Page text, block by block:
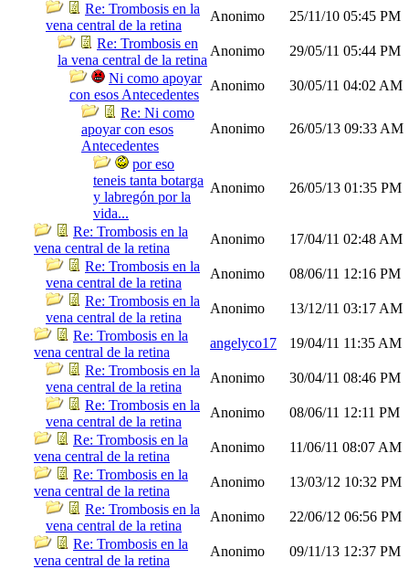
Re: Trombosis en la
vena central de la retina
Anonimo 25/11/10 05:45 PM
Re: Trombosis en
la vena central de la retina
Anonimo 29/05/11 05:44 PM
Ni como apoyar
con esos Antecedentes
Anonimo 30/05/11 04:02 AM
Re: Ni como
apoyar con esos
Antecedentes
Anonimo 26/05/13 09:33 AM
por eso
teneis tanta botarga
y labregón por la
vida...
Anonimo 26/05/13 01:35 PM
Re: Trombosis en la
vena central de la retina
Anonimo 17/04/11 02:48 AM
Re: Trombosis en la
vena central de la retina
Anonimo 08/06/11 12:16 PM
Re: Trombosis en la
vena central de la retina
Anonimo 13/12/11 03:17 AM
Re: Trombosis en la
vena central de la retina
angelyco17 19/04/11 11:35 AM
Re: Trombosis en la
vena central de la retina
Anonimo 30/04/11 08:46 PM
Re: Trombosis en la
vena central de la retina
Anonimo 08/06/11 12:11 PM
Re: Trombosis en la
vena central de la retina
Anonimo 11/06/11 08:07 AM
Re: Trombosis en la
vena central de la retina
Anonimo 13/03/12 10:32 PM
Re: Trombosis en la
vena central de la retina
Anonimo 22/06/12 06:56 PM
Re: Trombosis en la
vena central de la retina
Anonimo 09/11/13 12:37 PM